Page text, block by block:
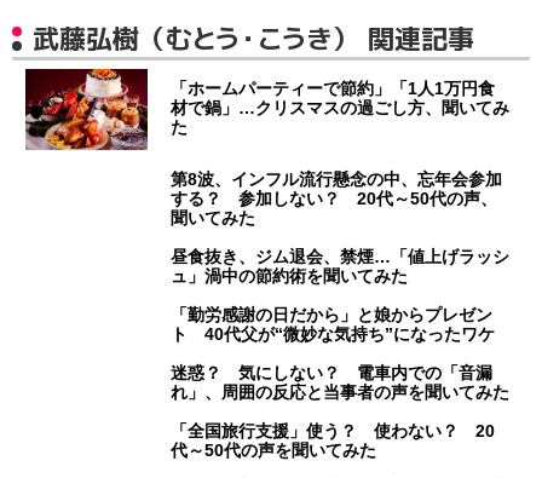
武藤弘樹（むとう・こうき） 関連記事
「ホームパーティーで節約」「1人1万円食
材で鍋」…クリスマスの過ごし方、聞いてみ
た
第8波、インフル流行懸念の中、忘年会参加
する？ 参加しない？ 20代～50代の声、
聞いてみた
昼食抜き、ジム退会、禁煙…「値上げラッシ
ュ」渦中の節約術を聞いてみた
「勤労感謝の日だから」と娘からプレゼン
ト 40代父が“微妙な気持ち”になったワケ
迷惑？ 気にしない？ 電車内での「音漏
れ」、周囲の反応と当事者の声を聞いてみた
「全国旅行支援」使う？ 使わない？ 20
代～50代の声を聞いてみた